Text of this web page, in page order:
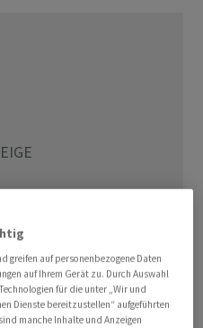
wichtig, wie der
greifen auf personenbezogene Daten
auf Ihrem Gerät zu. Durch Auswahl
für die unter „Wir und
Dienste bereitzustellen“ aufgeführten
manche Inhalte und Anzeigen